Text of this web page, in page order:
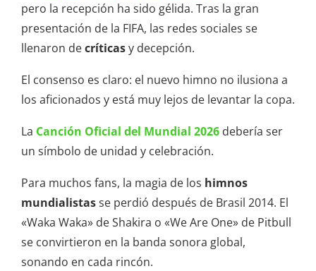
pero la recepción ha sido gélida. Tras la gran
presentación de la FIFA, las redes sociales se
llenaron decríticasy decepción.
El consenso es claro: el nuevo himno no ilusiona a
los aficionados y está muy lejos de levantar la copa.
La Canción Oficial del Mundial 2026 debería ser
un símbolo de unidad y celebración.
Para muchos fans, la magia de los himnos
mundialistasse perdió después de Brasil 2014. El
«Waka Waka» de Shakira o «We Are One» de Pitbull
se convirtieron en la banda sonora global,
sonando en cada rincón.